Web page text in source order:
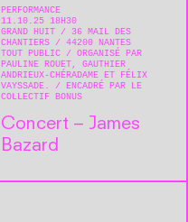
PERFORMANCE
11.10.25 18H30
GRAND HUIT
36 MAIL DES
CHANTIERS
44200 NANTES
TOUT PUBLIC
ORGANISÉ PAR
PAULINE ROUET, GAUTHIER
ANDRIEUX-CHÉRADAME ET FÉLIX
VAYSSADE.
ENCADRÉ PAR LE
COLLECTIF BONUS
Concert – James
Bazard